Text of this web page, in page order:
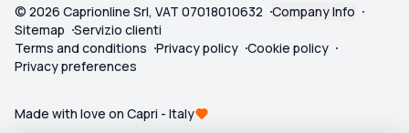
© 2026 Caprionline Srl, VAT 07018010632 Company Info
Sitemap Servizio clienti
Terms and conditions Privacy policy Cookie policy
Privacy preferences
Made with love on Capri - Italy